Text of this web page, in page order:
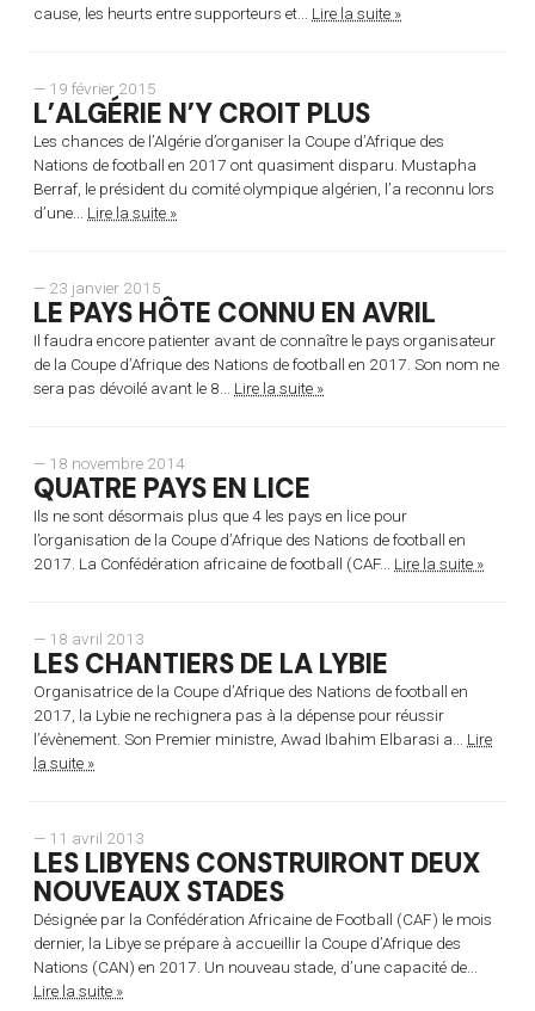
cause, les heurts entre supporteurs et... Lire la suite »
— 19 février 2015
L’ALGÉRIE N’Y CROIT PLUS
Les chances de l’Algérie d’organiser la Coupe d’Afrique des
Nations de football en 2017 ont quasiment disparu. Mustapha
Berraf, le président du comité olympique algérien, l’a reconnu lors
d’une... Lire la suite »
— 23 janvier 2015
LE PAYS HÔTE CONNU EN AVRIL
Il faudra encore patienter avant de connaître le pays organisateur
de la Coupe d’Afrique des Nations de football en 2017. Son nom ne
sera pas dévoilé avant le 8... Lire la suite »
— 18 novembre 2014
QUATRE PAYS EN LICE
Ils ne sont désormais plus que 4 les pays en lice pour
l’organisation de la Coupe d’Afrique des Nations de football en
2017. La Confédération africaine de football (CAF... Lire la suite »
— 18 avril 2013
LES CHANTIERS DE LA LYBIE
Organisatrice de la Coupe d’Afrique des Nations de football en
2017, la Lybie ne rechignera pas à la dépense pour réussir
l’évènement. Son Premier ministre, Awad Ibahim Elbarasi a... Lire
la suite »
— 11 avril 2013
LES LIBYENS CONSTRUIRONT DEUX
NOUVEAUX STADES
Désignée par la Confédération Africaine de Football (CAF) le mois
dernier, la Libye se prépare à accueillir la Coupe d’Afrique des
Nations (CAN) en 2017. Un nouveau stade, d’une capacité de...
Lire la suite »